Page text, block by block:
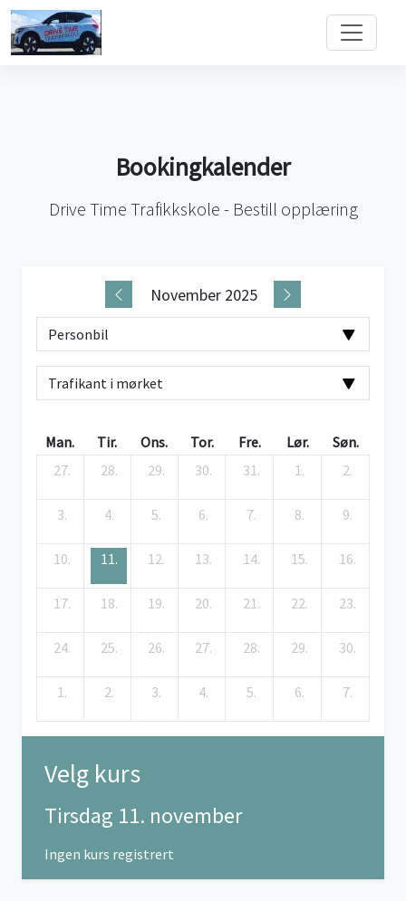
Bookingkalender
Drive Time Trafikkskole - Bestill opplæring
November 2025
Man. Tir. Ons. Tor. Fre. Lør.
Søn.
27.
28. 29. 30. 31. 1. 2.
3. 4. 5. 6. 7. 8. 9.
10. 11. 12. 13. 14. 15. 16.
17. 18. 19. 20. 21. 22. 23.
24. 25. 26. 27. 28. 29. 30.
1. 2. 3. 4. 5. 6. 7.
Velg kurs
Tirsdag 11. november
Ingen kurs registrert